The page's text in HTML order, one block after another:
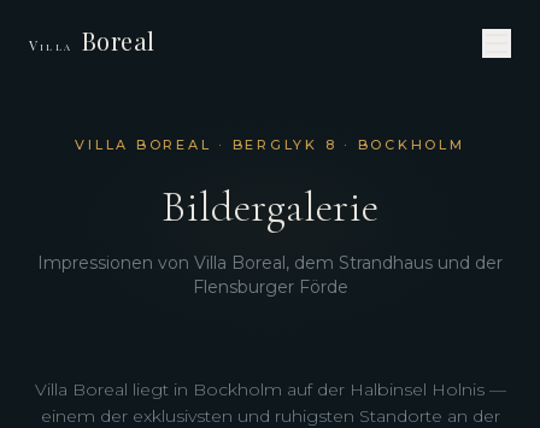
Villa Boreal
VILLA BOREAL · BERGLYK 8 · BOCKHOLM
Bildergalerie
Impressionen von Villa Boreal, dem Strandhaus und der
Flensburger Förde
Villa Boreal liegt in Bockholm auf der Halbinsel Holnis —
einem der exklusivsten und ruhigsten Standorte an der